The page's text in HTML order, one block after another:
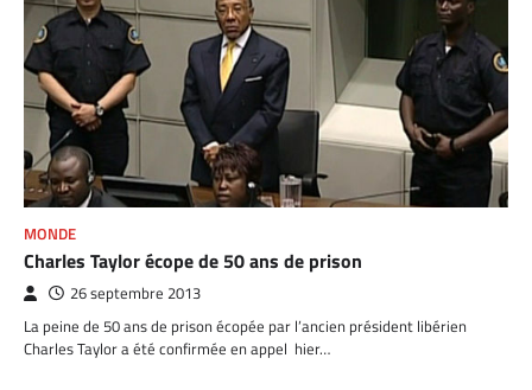
MONDE
Charles Taylor écope de 50 ans de prison
26 septembre 2013
La peine de 50 ans de prison écopée par l’ancien président libérien
Charles Taylor a été confirmée en appel hier…